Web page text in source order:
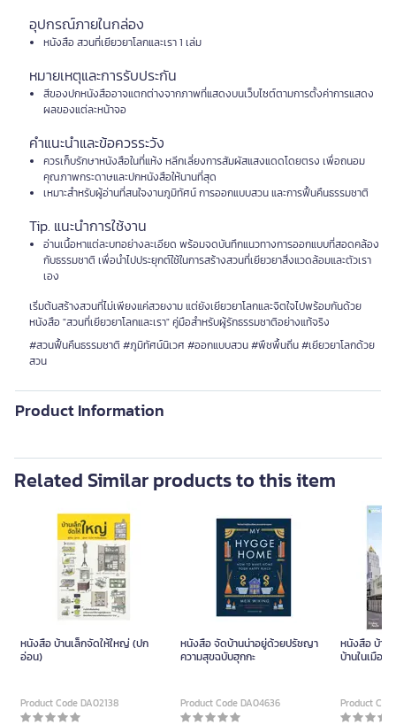
อุปกรณ์ภายในกล่อง
หนังสือ สวนที่เยียวยาโลกและเรา 1 เล่ม
หมายเหตุและการรับประกัน
สีของปกหนังสืออาจแตกต่างจากภาพที่แสดงบนเว็บไซต์ตามการตั้งค่าการแสดง
ผลของแต่ละหน้าจอ
คำแนะนำและข้อควรระวัง
ควรเก็บรักษาหนังสือในที่แห้ง หลีกเลี่ยงการสัมผัสแสงแดดโดยตรง เพื่อถนอม
คุณภาพกระดาษและปกหนังสือให้นานที่สุด
เหมาะสำหรับผู้อ่านที่สนใจงานภูมิทัศน์ การออกแบบสวน และการฟื้นคืนธรรมชาติ
Tip. แนะนำการใช้งาน
อ่านเนื้อหาแต่ละบทอย่างละเอียด พร้อมจดบันทึกแนวทางการออกแบบที่สอดคล้อง
กับธรรมชาติ เพื่อนำไปประยุกต์ใช้ในการสร้างสวนที่เยียวยาสิ่งแวดล้อมและตัวเรา
เอง
เริ่มต้นสร้างสวนที่ไม่เพียงแค่สวยงาม แต่ยังเยียวยาโลกและจิตใจไปพร้อมกันด้วย
หนังสือ "สวนที่เยียวยาโลกและเรา" คู่มือสำหรับผู้รักธรรมชาติอย่างแท้จริง
#สวนฟื้นคืนธรรมชาติ #ภูมิทัศน์นิเวศ #ออกแบบสวน #พืชพื้นถิ่น #เยียวยาโลกด้วย
สวน
Product Information
Related Similar products to this item
หนังสือ บ้านเล็กจัดให้ใหญ่ (ปก
อ่อน)
Product Code DA02138
หนังสือ จัดบ้านน่าอยู่ด้วยปรัชญา
ความสุขฉบับฮุกกะ
Product Code DA04636
หนังสือ บ้าน
บ้านในเมือง
Product